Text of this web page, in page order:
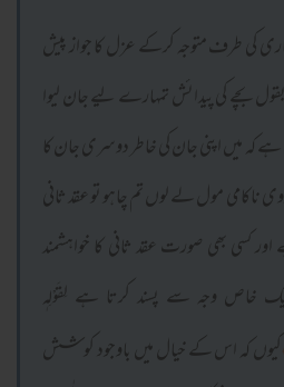
کی طرف متوجہ کرکے عزل کا جواز پیش
بچے کی پیدائش تمہارے لیے جان لیوا
کہ میں اپنی جان کی خاطر دوسری جان کا
ناکامی مول لے لوں تم چاہو تو عقد ثانی
کسی بھی صورت عقد ثانی کا خواہشمند
خاص وجہ سے پسند کرتا ہے لِقَوْلِہٖ
کیوں کہ اس کے خیال میں باوجود کوشش